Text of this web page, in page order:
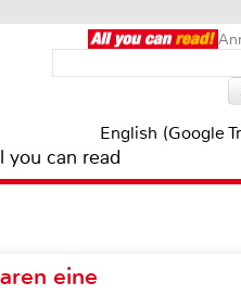
English (Google
you can read
eine